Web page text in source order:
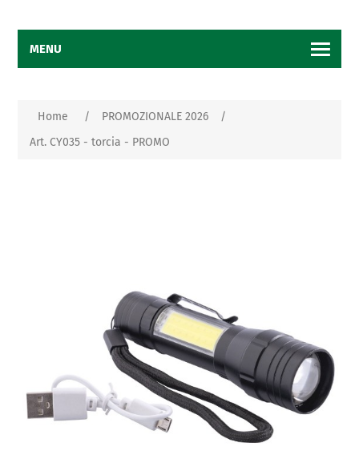
MENU
Home / PROMOZIONALE 2026
/
Art. CY035 - torcia - PROMO